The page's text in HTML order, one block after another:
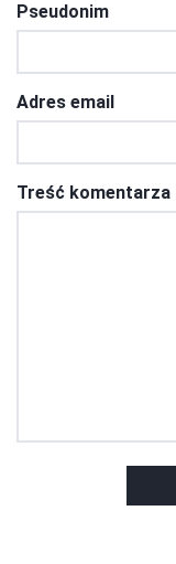
Pseudonim
Adres email
Treść komentarza